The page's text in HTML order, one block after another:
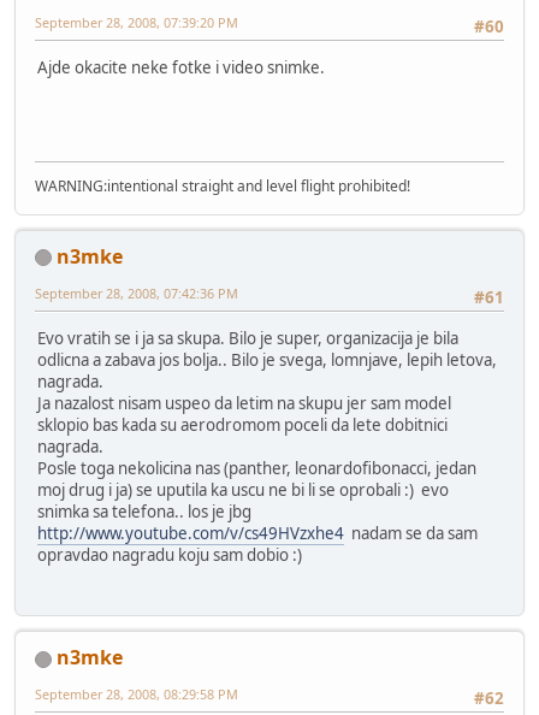
#60
September 28, 2008, 07:39:20 PM
Ajde okacite neke fotke i video snimke.
WARNING:intentional straight and level flight prohibited!
n3mke
#61
September 28, 2008, 07:42:36 PM
Evo vratih se i ja sa skupa. Bilo je super, organizacija je bila
odlicna a zabava jos bolja.. Bilo je svega, lomnjave, lepih letova,
nagrada.
Ja nazalost nisam uspeo da letim na skupu jer sam model
sklopio bas kada su aerodromom poceli da lete dobitnici
nagrada.
Posle toga nekolicina nas (panther, leonardofibonacci, jedan
moj drug i ja) se uputila ka uscu ne bi li se oprobali :) evo
snimka sa telefona.. los je jbg
http://www.youtube.com/v/cs49HVzxhe4 nadam se da sam
opravdao nagradu koju sam dobio :)
n3mke
#62
September 28, 2008, 08:29:58 PM